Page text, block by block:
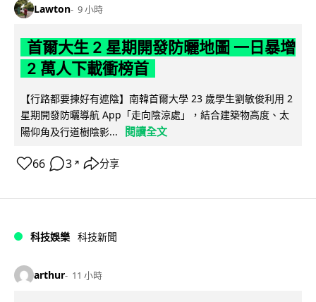
Lawton 9 小時
首爾大生 2 星期開發防曬地圖 一日暴增
2 萬人下載衝榜首
【行路都要揀好有遮陰】南韓首爾大學 23 歲學生劉敏俊利用 2
星期開發防曬導航 App「走向陰涼處」，結合建築物高度、太
陽仰角及行道樹陰影...
閱讀全文
66 3 ↗ 分享
科技娛樂 科技新聞
arthur 11 小時